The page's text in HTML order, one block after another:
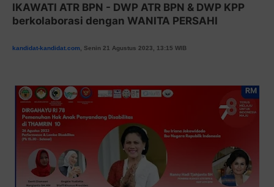
IKAWATI ATR BPN - DWP ATR BPN & DWP KPP
berkolaborasi dengan WANITA PERSAHI
kandidat-kandidat.com , Senin 21 Agustus 2023, 13:15 WIB